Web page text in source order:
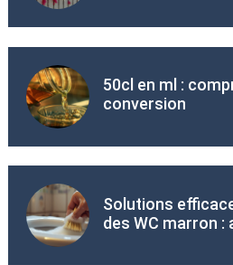
50cl en ml :
conversion
Solutions
des WC marron